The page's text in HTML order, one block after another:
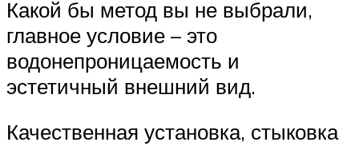
Какой бы метод вы не выбрали,
главное условие – это
водонепроницаемость и
эстетичный внешний вид.
Качественная установка, стыковка